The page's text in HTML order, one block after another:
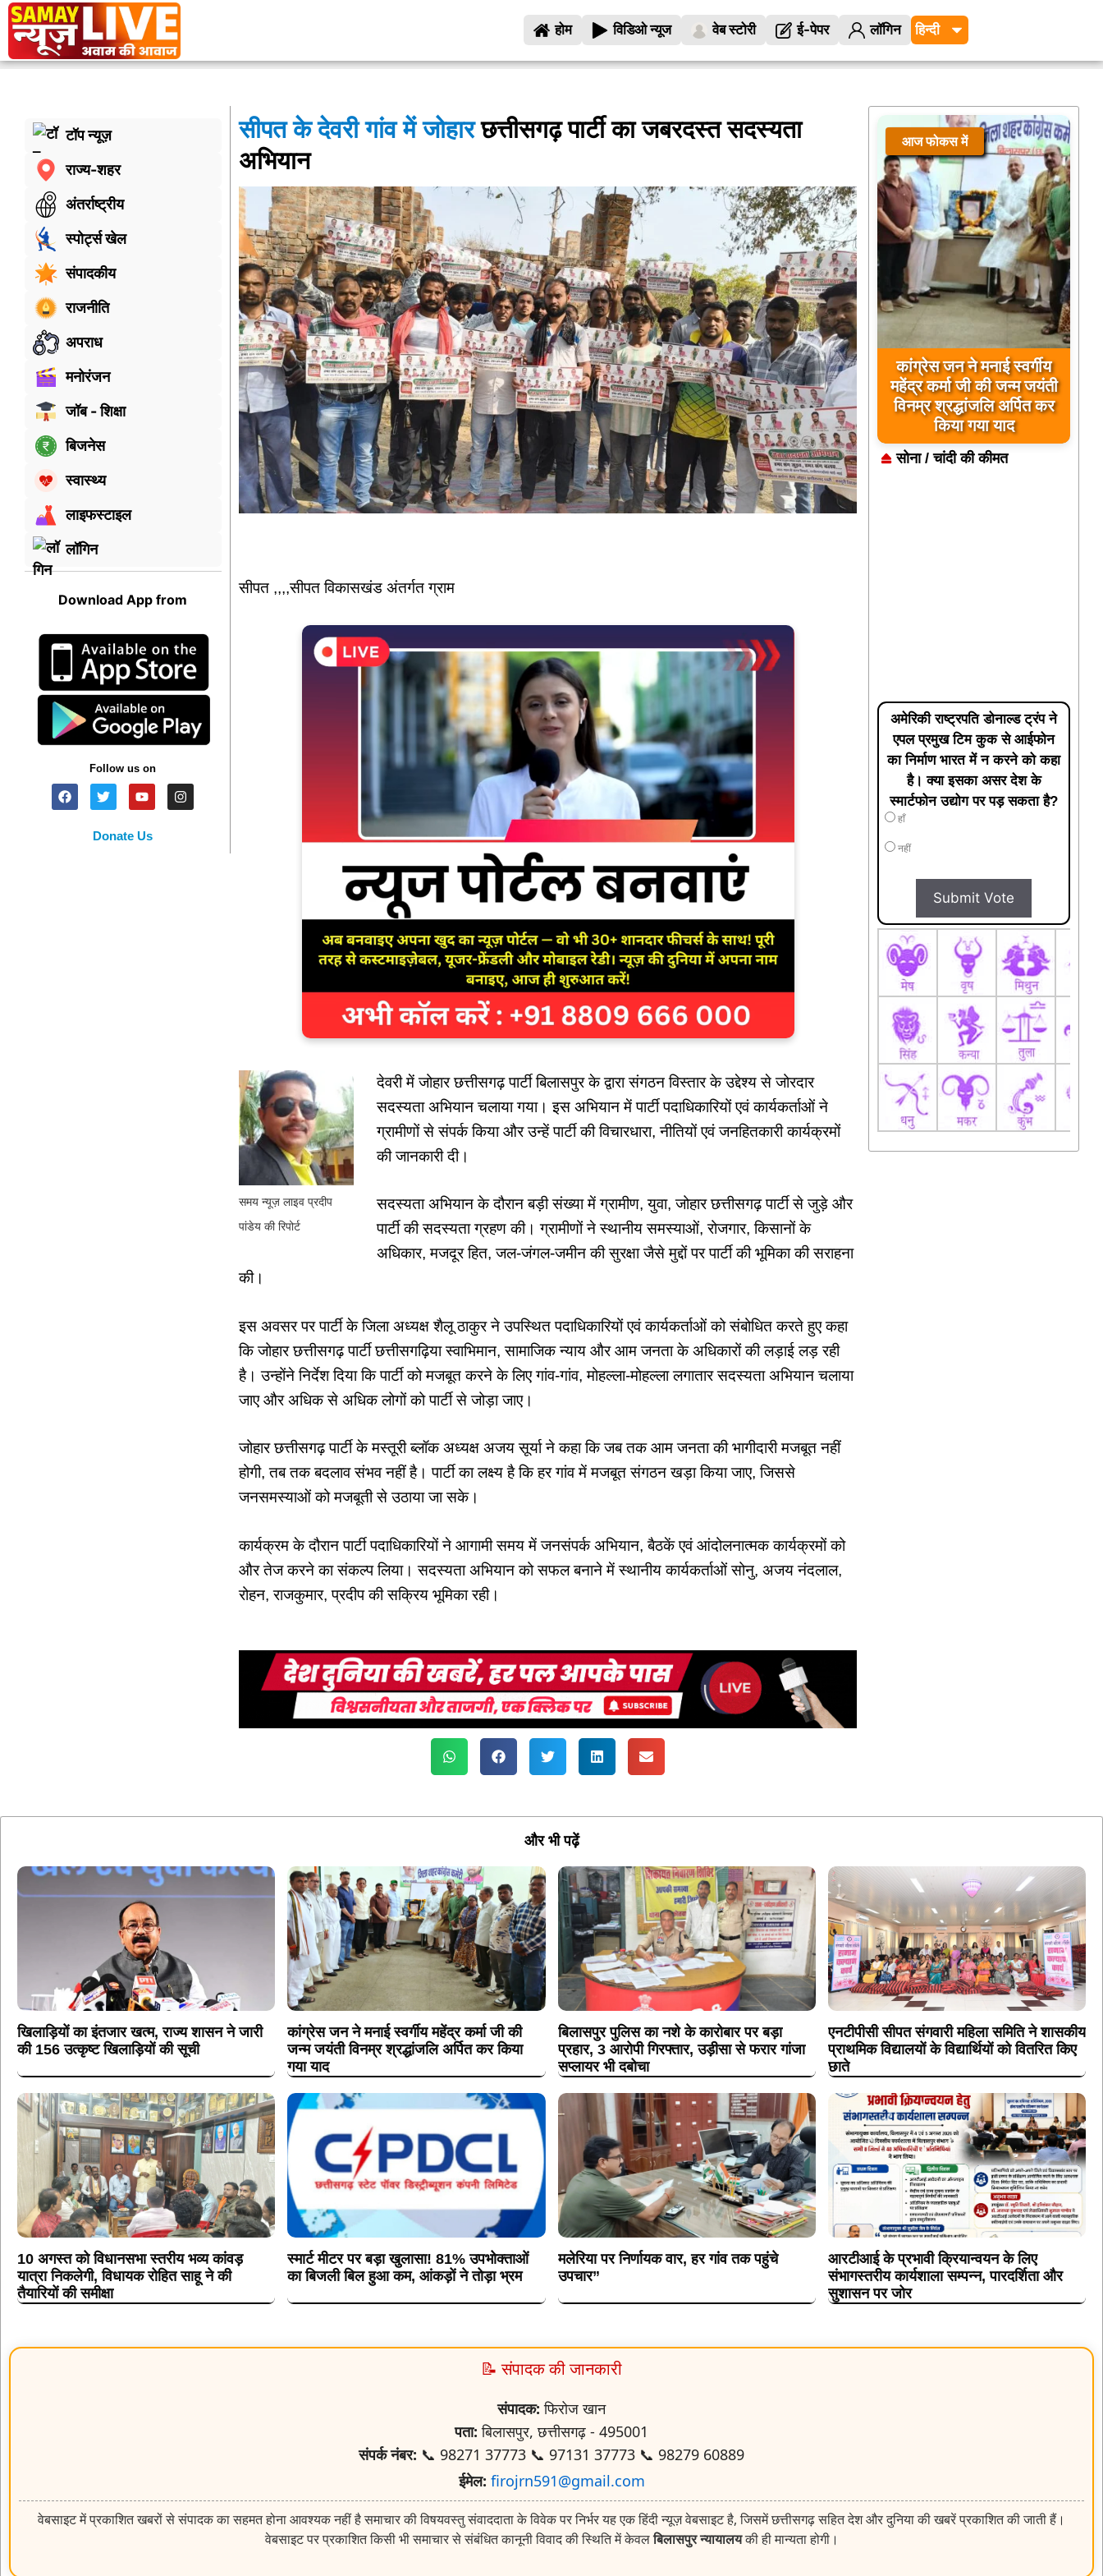
होम विडिओ न्यूज वेब स्टोरी ई-पेपर लॉगिन
टॉप न्यूज़
राज्य-शहर
अंतर्राष्ट्रीय
स्पोर्ट्स खेल
संपादकीय
राजनीति
अपराध
मनोरंजन
जॉब - शिक्षा
बिजनेस
स्वास्थ्य
लाइफस्टाइल
लॉगिन
Download App from
Follow us on
Donate Us
सीपत के देवरी गांव में जोहारछत्तीसगढ़ पार्टी का जबरदस्त सदस्यता
अभियान
सीपत ,,,,सीपत विकासखंड अंतर्गत ग्राम
समय न्यूज़ लाइव प्रदीप
पांडेय की रिपोर्ट
देवरी में जोहार छत्तीसगढ़ पार्टी बिलासपुर के द्वारा संगठन विस्तार के उद्देश्य से जोरदार
सदस्यता अभियान चलाया गया। इस अभियान में पार्टी पदाधिकारियों एवं कार्यकर्ताओं ने
ग्रामीणों से संपर्क किया और उन्हें पार्टी की विचारधारा, नीतियों एवं जनहितकारी कार्यक्रमों
की जानकारी दी।
सदस्यता अभियान के दौरान बड़ी संख्या में ग्रामीण, युवा, जोहार छत्तीसगढ़ पार्टी से जुड़े और
पार्टी की सदस्यता ग्रहण की। ग्रामीणों ने स्थानीय समस्याओं, रोजगार, किसानों के
अधिकार, मजदूर हित, जल-जंगल-जमीन की सुरक्षा जैसे मुद्दों पर पार्टी की भूमिका की सराहना
की।
इस अवसर पर पार्टी के जिला अध्यक्ष शैलू ठाकुर ने उपस्थित पदाधिकारियों एवं कार्यकर्ताओं को संबोधित करते हुए कहा
कि जोहार छत्तीसगढ़ पार्टी छत्तीसगढ़िया स्वाभिमान, सामाजिक न्याय और आम जनता के अधिकारों की लड़ाई लड़ रही
है। उन्होंने निर्देश दिया कि पार्टी को मजबूत करने के लिए गांव-गांव, मोहल्ला-मोहल्ला लगातार सदस्यता अभियान चलाया
जाए और अधिक से अधिक लोगों को पार्टी से जोड़ा जाए।
जोहार छत्तीसगढ़ पार्टी के मस्तूरी ब्लॉक अध्यक्ष अजय सूर्या ने कहा कि जब तक आम जनता की भागीदारी मजबूत नहीं
होगी, तब तक बदलाव संभव नहीं है। पार्टी का लक्ष्य है कि हर गांव में मजबूत संगठन खड़ा किया जाए, जिससे
जनसमस्याओं को मजबूती से उठाया जा सके।
कार्यक्रम के दौरान पार्टी पदाधिकारियों ने आगामी समय में जनसंपर्क अभियान, बैठकें एवं आंदोलनात्मक कार्यक्रमों को
और तेज करने का संकल्प लिया। सदस्यता अभियान को सफल बनाने में स्थानीय कार्यकर्ताओं सोनु, अजय नंदलाल,
रोहन, राजकुमार, प्रदीप की सक्रिय भूमिका रही।
आज फोकस में
कांग्रेस जन ने मनाई स्वर्गीय
महेंद्र कर्मा जी की जन्म जयंती
विनम्र श्रद्धांजलि अर्पित कर
किया गया याद
सोना / चांदी की कीमत
अमेरिकी राष्ट्रपति डोनाल्ड ट्रंप ने
एपल प्रमुख टिम कुक से आईफोन
का निर्माण भारत में न करने को कहा
है। क्या इसका असर देश के
स्मार्टफोन उद्योग पर पड़ सकता है?
हाँ
नहीं
Submit Vote
और भी पढ़ें
खिलाड़ियों का इंतजार खत्म, राज्य शासन ने जारी
की 156 उत्कृष्ट खिलाड़ियों की सूची
कांग्रेस जन ने मनाई स्वर्गीय महेंद्र कर्मा जी की
जन्म जयंती विनम्र श्रद्धांजलि अर्पित कर किया
गया याद
बिलासपुर पुलिस का नशे के कारोबार पर बड़ा
प्रहार, 3 आरोपी गिरफ्तार, उड़ीसा से फरार गांजा
सप्लायर भी दबोचा
एनटीपीसी सीपत संगवारी महिला समिति ने शासकीय
प्राथमिक विद्यालयों के विद्यार्थियों को वितरित किए
छाते
10 अगस्त को विधानसभा स्तरीय भव्य कांवड़
यात्रा निकलेगी, विधायक रोहित साहू ने की
तैयारियों की समीक्षा
स्मार्ट मीटर पर बड़ा खुलासा! 81% उपभोक्ताओं
का बिजली बिल हुआ कम, आंकड़ों ने तोड़ा भ्रम
मलेरिया पर निर्णायक वार, हर गांव तक पहुंचे
उपचार”
आरटीआई के प्रभावी क्रियान्वयन के लिए
संभागस्तरीय कार्यशाला सम्पन्न, पारदर्शिता और
सुशासन पर जोर
📝 संपादक की जानकारी
संपादक: फिरोज खान
पता: बिलासपुर, छत्तीसगढ़ - 495001
संपर्क नंबर: 📞 98271 37773 📞 97131 37773 📞 98279 60889
ईमेल: firojrn591@gmail.com
वेबसाइट में प्रकाशित खबरों से संपादक का सहमत होना आवश्यक नहीं है समाचार की विषयवस्तु संवाददाता के विवेक पर निर्भर यह एक हिंदी न्यूज़ वेबसाइट है, जिसमें छत्तीसगढ़ सहित देश और दुनिया की खबरें प्रकाशित की जाती हैं।
वेबसाइट पर प्रकाशित किसी भी समाचार से संबंधित कानूनी विवाद की स्थिति में केवलबिलासपुर न्यायालयकी ही मान्यता होगी।